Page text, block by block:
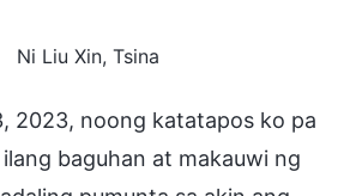
Ni Liu Xin, Tsina
2023, noong katatapos ko pa
baguhan at makauwi ng